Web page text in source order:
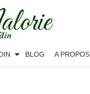
BLOG A PROPOS